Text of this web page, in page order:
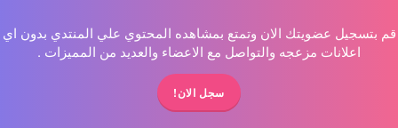
قم بتسجيل عضويتك الان وتمتع بمشاهده المحتوي علي المنتدي بدون اي
اعلانات مزعجه والتواصل مع الاعضاء والعديد من المميزات .
سجل الان!